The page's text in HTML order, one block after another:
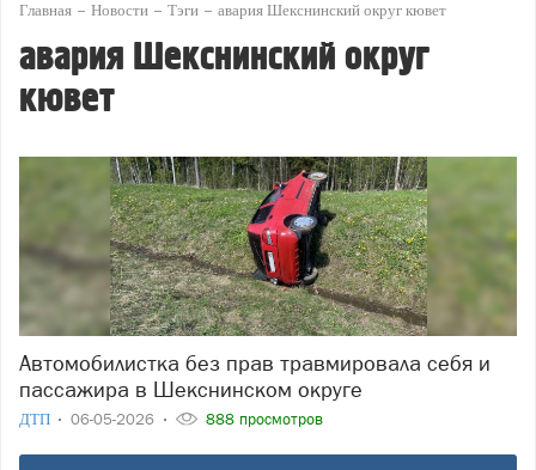
Главная Новости Тэги авария Шекснинский округ кювет
авария Шекснинский округ
кювет
Автомобилистка без прав травмировала себя и
пассажира в Шекснинском округе
ДТП 06-05-2026 888 просмотров